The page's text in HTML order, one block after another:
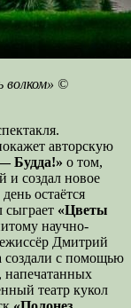
волком» ©
авторскую
Будда!» о том,
и создал новое
остаётся
сыграет «Цветы
научно-
Дмитрий
создали с помощью
напечатанных
театр кукол